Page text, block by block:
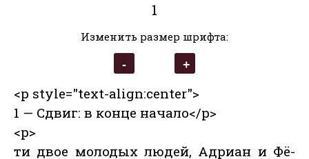
1
Изменить размер шрифта:
<p style="text-align:center">
1 — Сдвиг: в конце начало</p>
<p>
ти двое мо­лодых лю­дей, Ад­ри­ан и Фё­